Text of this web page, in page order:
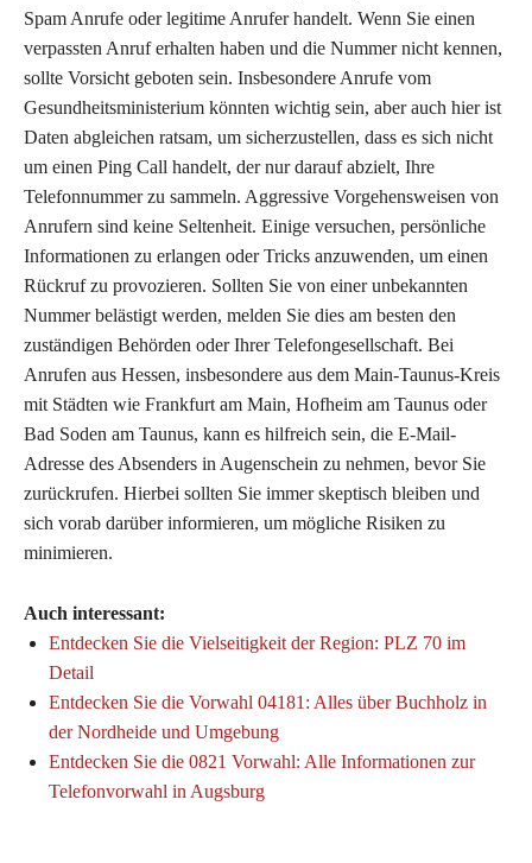
Spam Anrufe oder legitime Anrufer handelt. Wenn Sie einen
verpassten Anruf erhalten haben und die Nummer nicht kennen,
sollte Vorsicht geboten sein. Insbesondere Anrufe vom
Gesundheitsministerium könnten wichtig sein, aber auch hier ist
Daten abgleichen ratsam, um sicherzustellen, dass es sich nicht
um einen Ping Call handelt, der nur darauf abzielt, Ihre
Telefonnummer zu sammeln. Aggressive Vorgehensweisen von
Anrufern sind keine Seltenheit. Einige versuchen, persönliche
Informationen zu erlangen oder Tricks anzuwenden, um einen
Rückruf zu provozieren. Sollten Sie von einer unbekannten
Nummer belästigt werden, melden Sie dies am besten den
zuständigen Behörden oder Ihrer Telefongesellschaft. Bei
Anrufen aus Hessen, insbesondere aus dem Main-Taunus-Kreis
mit Städten wie Frankfurt am Main, Hofheim am Taunus oder
Bad Soden am Taunus, kann es hilfreich sein, die E-Mail-
Adresse des Absenders in Augenschein zu nehmen, bevor Sie
zurückrufen. Hierbei sollten Sie immer skeptisch bleiben und
sich vorab darüber informieren, um mögliche Risiken zu
minimieren.
Auch interessant:
Entdecken Sie die Vielseitigkeit der Region: PLZ 70 im
Detail
Entdecken Sie die Vorwahl 04181: Alles über Buchholz in
der Nordheide und Umgebung
Entdecken Sie die 0821 Vorwahl: Alle Informationen zur
Telefonvorwahl in Augsburg